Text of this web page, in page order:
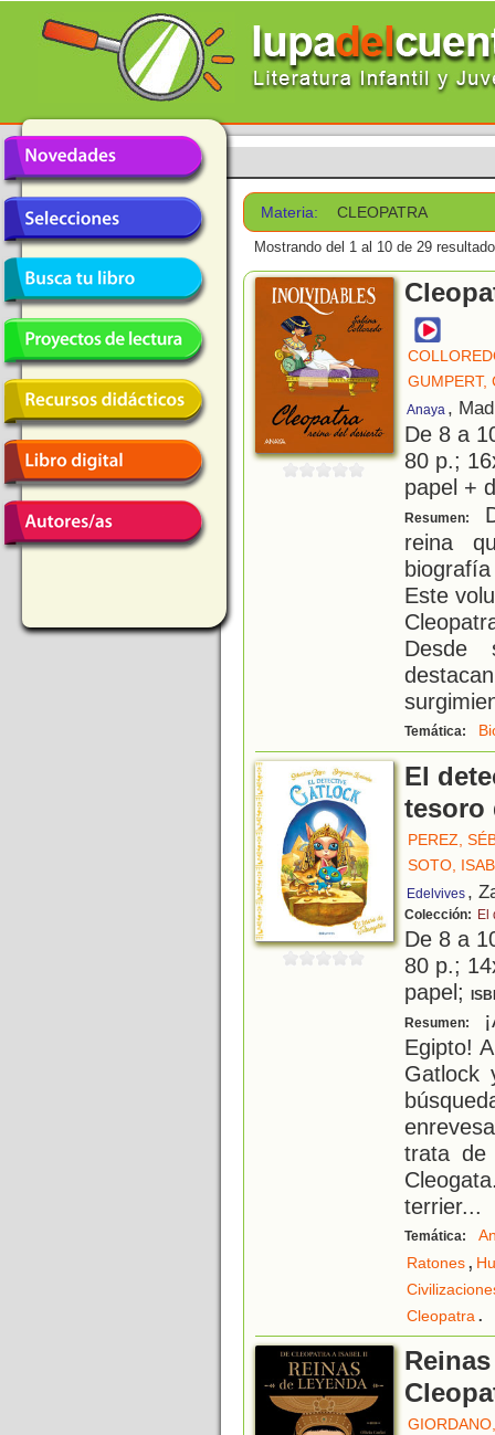
Materia: CLEOPATRA
Mostrando del 1 al 10 de 29
GUMPERT,
Anaya ,
De 8 a
80 p.;
papel +
Resumen:
reina
Este
Desde
Temática:
El
tesoro
PEREZ,
SOTO,
Edelvives ,
Colección: El
De 8 a
80 p.;
papel;
Resumen:
Egipto!
Gatlock
trata de
terrier...
Temática:
Ratones,
Cleopatra.